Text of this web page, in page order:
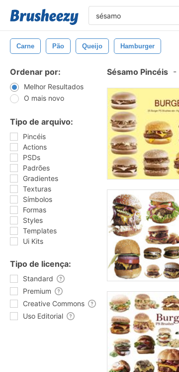
Carne Pão Queijo Hamburger
Ordenar por:
Melhor Resultados
O mais novo
Tipo de arquivo:
Pincéis
Actions
PSDs
Padrões
Gradientes
Texturas
Símbolos
Formas
Styles
Templates
Ui Kits
Tipo de licença:
Standard
Premium
Creative Commons
Uso Editorial
Sésamo Pincéis -